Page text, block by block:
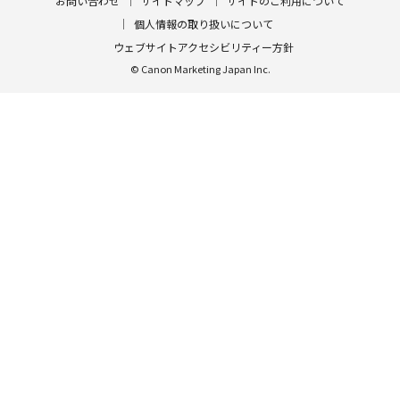
個人情報の取り扱いについて
ウェブサイトアクセシビリティー方針
© Canon Marketing Japan Inc.